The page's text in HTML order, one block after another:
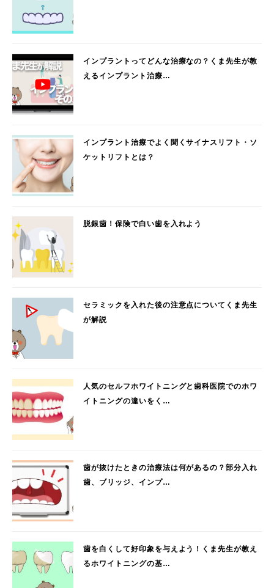
インプラントってどんな治療なの？くま先生が教
えるインプラント治療…
インプラント治療でよく聞くサイナスリフト・ソ
ケットリフトとは？
脱銀歯！保険で白い歯を入れよう
セラミックを入れた後の注意点についてくま先生
が解説
人気のセルフホワイトニングと歯科医院でのホワ
イトニングの違いをく…
歯が抜けたときの治療法は何があるの？部分入れ
歯、ブリッジ、インプ…
歯を白くして好印象を与えよう！くま先生が教え
るホワイトニングの基…